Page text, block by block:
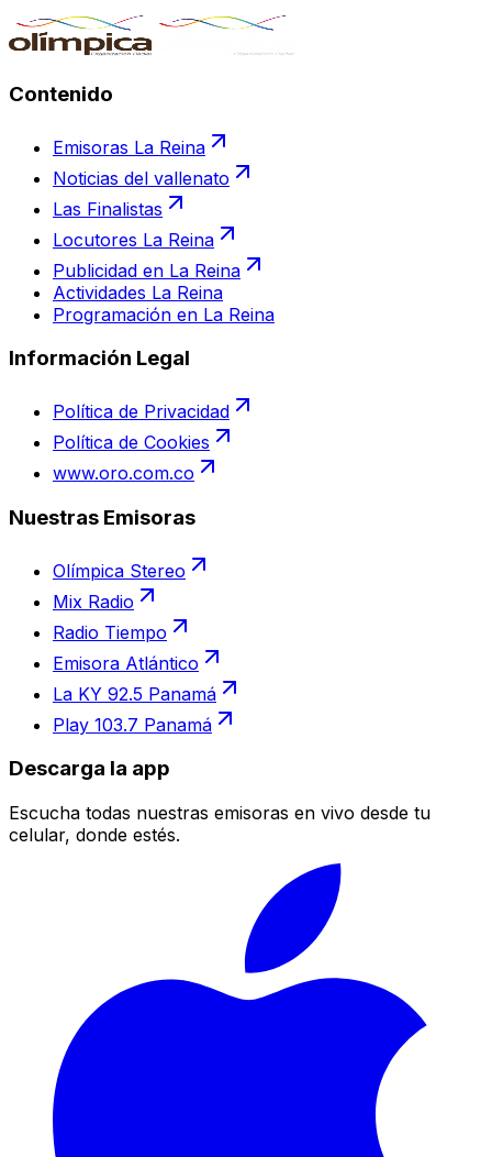
Contenido
Emisoras La Reina
Noticias del vallenato
Las Finalistas
Locutores La Reina
Publicidad en La Reina
Actividades La Reina
Programación en La Reina
Información Legal
Política de Privacidad
Política de Cookies
www.oro.com.co
Nuestras Emisoras
Olímpica Stereo
Mix Radio
Radio Tiempo
Emisora Atlántico
La KY 92.5 Panamá
Play 103.7 Panamá
Descarga la app
Escucha todas nuestras emisoras en vivo desde tu
celular, donde estés.